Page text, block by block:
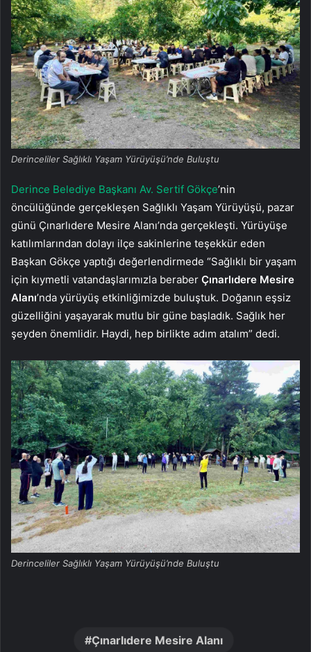
Derinceliler Sağlıklı Yaşam Yürüyüşü’nde Buluştu
Derince Belediye Başkanı Av. Sertif Gökçe’nin
öncülüğünde gerçekleşen Sağlıklı Yaşam Yürüyüşü, pazar
günü Çınarlıdere Mesire Alanı’nda gerçekleşti. Yürüyüşe
katılımlarından dolayı ilçe sakinlerine teşekkür eden
Başkan Gökçe yaptığı değerlendirmede “Sağlıklı bir yaşam
için kıymetli vatandaşlarımızla beraber Çınarlıdere Mesire
Alanı’nda yürüyüş etkinliğimizde buluştuk. Doğanın eşsiz
güzelliğini yaşayarak mutlu bir güne başladık. Sağlık her
şeyden önemlidir. Haydi, hep birlikte adım atalım” dedi.
Derinceliler Sağlıklı Yaşam Yürüyüşü’nde Buluştu
Çınarlıdere Mesire Alanı